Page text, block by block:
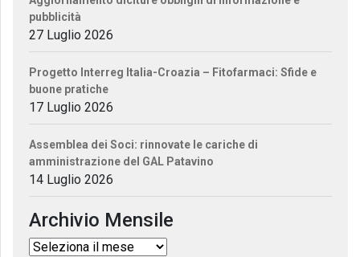
pubblicità
27 Luglio 2026
Progetto Interreg Italia-Croazia – Fitofarmaci: Sfide e
buone pratiche
17 Luglio 2026
Assemblea dei Soci: rinnovate le cariche di
amministrazione del GAL Patavino
14 Luglio 2026
Archivio Mensile